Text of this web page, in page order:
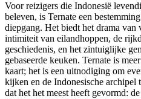
Voor reizigers die Indonesië
beleven, is Ternate een
diepgang. Het biedt het drama van
intimiteit van eilandhoppen, de
geschiedenis, en het zintuiglijke
gebaseerde keuken. Ternate is
kaart; het is een uitnodiging om
kijken en de Indonesische archipel
dat het het meest heeft gevormd: de